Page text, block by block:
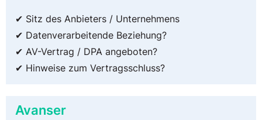
✔ Sitz des Anbieters / Unternehmens
✔ Datenverarbeitende Beziehung?
✔ AV-Vertrag / DPA angeboten?
✔ Hinweise zum Vertragsschluss?
Avanser